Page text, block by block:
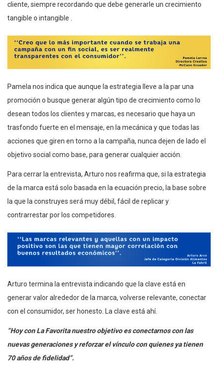
cliente, siempre recordando que debe generarle un crecimiento
tangible o intangible .
Pamela nos indica que aunque la estrategia lleve a la par una
promoción o busque generar algún tipo de crecimiento como lo
desean todos los clientes y marcas, es necesario que haya un
trasfondo fuerte en el mensaje, en la mecánica y que todas las
acciones que giren en torno a la campaña, nunca dejen de lado el
objetivo social como base, para generar cualquier acción.
Para cerrar la entrevista, Arturo nos reafirma que, si la estrategia
de la marca está solo basada en la ecuación precio, la base sobre
la que la construyes será muy débil, fácil de replicar y
contrarrestar por los competidores.
Arturo termina la entrevista indicando que la clave está en
generar valor alrededor de la marca, volverse relevante, conectar
con el consumidor, ser honesto. La clave está ahí.
“Hoy con La Favorita nuestro objetivo es conectarnos con las
nuevas generaciones y reforzar el vínculo con quienes ya tienen
70 años de fidelidad”.